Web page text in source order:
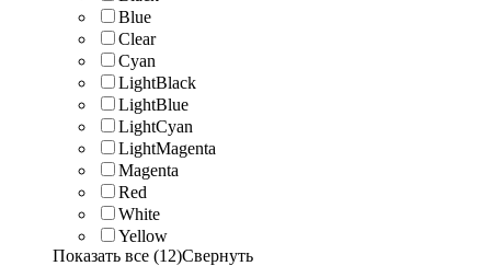
Blue
Clear
Cyan
LightBlack
LightBlue
LightCyan
LightMagenta
Magenta
Red
White
Yellow
Показать все (12)Свернуть